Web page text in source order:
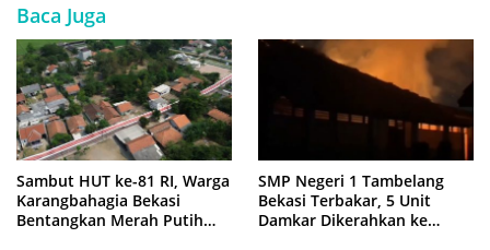
Baca Juga
Sambut HUT ke-81 RI, Warga
Karangbahagia Bekasi
Bentangkan Merah Putih
SMP Negeri 1 Tambelang
Bekasi Terbakar, 5 Unit
Damkar Dikerahkan ke